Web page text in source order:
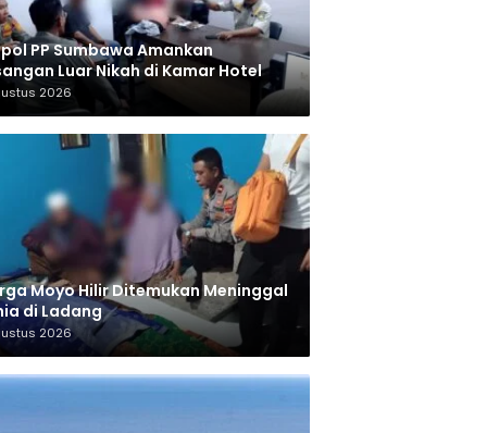
PP Sumbawa Amankan
Luar Nikah di Kamar Hotel
2026
Moyo Hilir Ditemukan Meninggal
di Ladang
2026